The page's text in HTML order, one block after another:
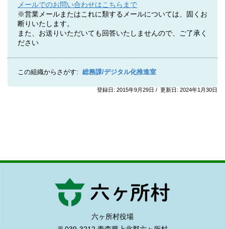
メールでのお問い合わせはこちらまで
※営業メールまたはこれに類するメールについては、固くお
断りいたします。
また、お送りいただいても回答いたしませんので、ご了承く
ださい
この組織からさがす: 総務課/デジタル化推進室
登録日: 2015年9月29日 / 更新日: 2024年1月30日
六ヶ所村役場